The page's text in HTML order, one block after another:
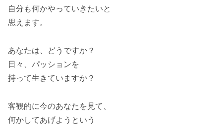
自分も何かやっていきたいと
思えます。
あなたは、どうですか？
日々、パッションを
持って生きていますか？
客観的に今のあなたを見て、
何かしてあげようという